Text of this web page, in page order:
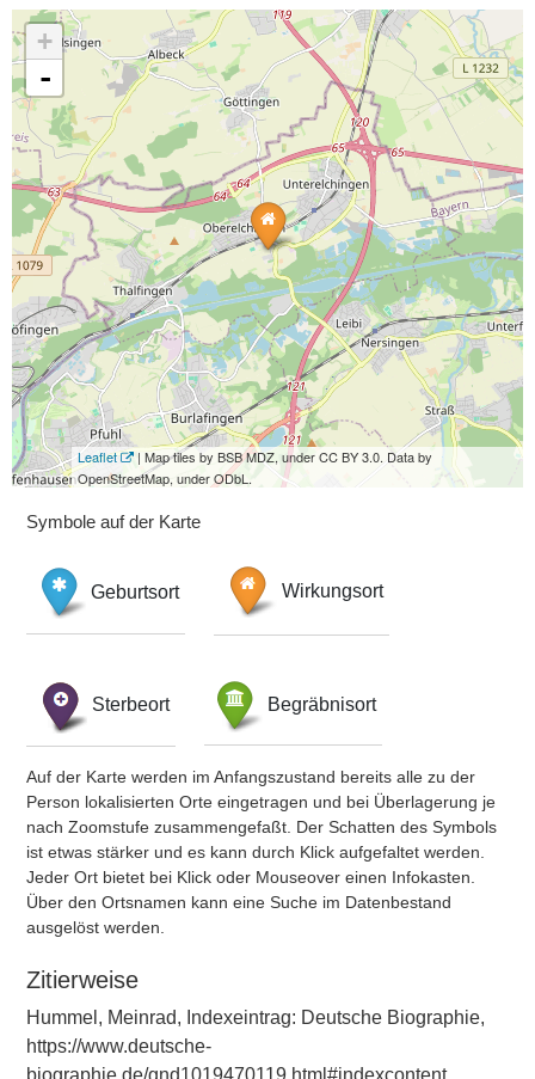
+
-
Leaflet
| Map tiles by BSB MDZ, under CC BY 3.0. Data by
OpenStreetMap, under ODbL.
Symbole auf der Karte
Geburtsort Wirkungsort
Sterbeort Begräbnisort
Auf der Karte werden im Anfangszustand bereits alle zu der
Person lokalisierten Orte eingetragen und bei Überlagerung je
nach Zoomstufe zusammengefaßt. Der Schatten des Symbols
ist etwas stärker und es kann durch Klick aufgefaltet werden.
Jeder Ort bietet bei Klick oder Mouseover einen Infokasten.
Über den Ortsnamen kann eine Suche im Datenbestand
ausgelöst werden.
Zitierweise
Hummel, Meinrad, Indexeintrag: Deutsche Biographie,
https://www.deutsche-
biographie.de/gnd1019470119.html#indexcontent